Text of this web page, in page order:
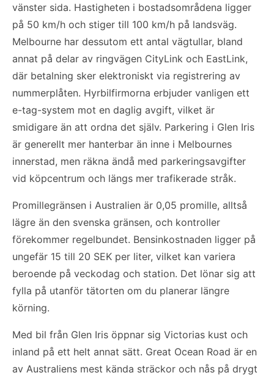
vänster sida. Hastigheten i bostadsområdena ligger
på 50 km/h och stiger till 100 km/h på landsväg.
Melbourne har dessutom ett antal vägtullar, bland
annat på delar av ringvägen CityLink och EastLink,
där betalning sker elektroniskt via registrering av
nummerplåten. Hyrbilfirmorna erbjuder vanligen ett
e-tag-system mot en daglig avgift, vilket är
smidigare än att ordna det själv. Parkering i Glen Iris
är generellt mer hanterbar än inne i Melbournes
innerstad, men räkna ändå med parkeringsavgifter
vid köpcentrum och längs mer trafikerade stråk.
Promillegränsen i Australien är 0,05 promille, alltså
lägre än den svenska gränsen, och kontroller
förekommer regelbundet. Bensinkostnaden ligger på
ungefär 15 till 20 SEK per liter, vilket kan variera
beroende på veckodag och station. Det lönar sig att
fylla på utanför tätorten om du planerar längre
körning.
Med bil från Glen Iris öppnar sig Victorias kust och
inland på ett helt annat sätt. Great Ocean Road är en
av Australiens mest kända sträckor och nås på drygt